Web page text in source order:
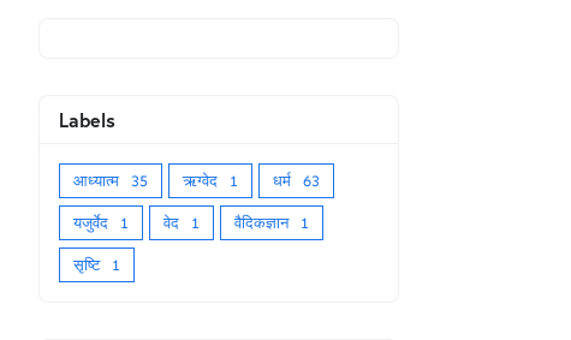
Labels
आध्यात्म 35 ऋग्वेद 1 धर्म 63
यजुर्वेद 1 वेद 1 वैदिकज्ञान 1
सृष्टि 1